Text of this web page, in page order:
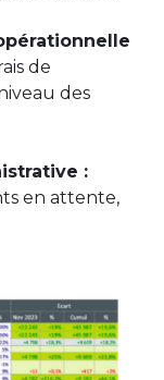
de
des
:
en attente,